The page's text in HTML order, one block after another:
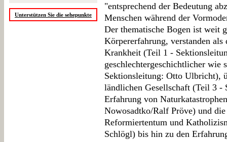
Unterstützen Sie die sehepunkte
"entsprechend der Bedeutung
Menschen während der
Der thematische Bogen ist weit
Körpererfahrung, verstanden
Krankheit (Teil 1 -
geschlechtergeschichtlicher
Sektionsleitung: Otto Ulbricht),
ländlichen Gesellschaft (Teil 3 -
Erfahrung von
Nowosadtko/Ralf Pröve) und
Reformiertentum und
Schlögl) bis hin zu den